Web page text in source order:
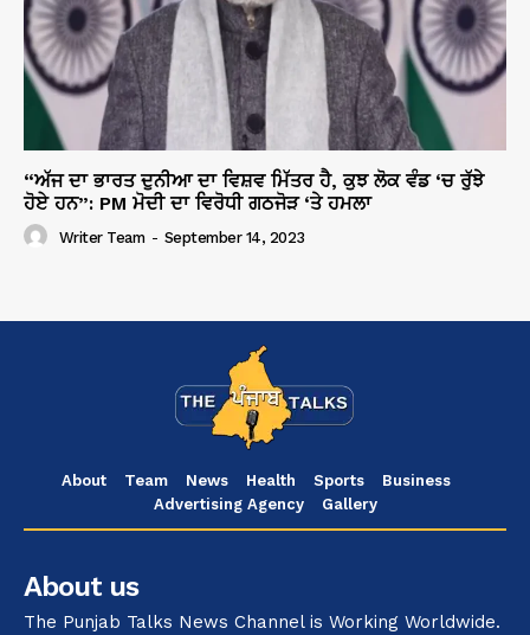
“ਅੱਜ ਦਾ ਭਾਰਤ ਦੁਨੀਆ ਦਾ ਵਿਸ਼ਵ ਮਿੱਤਰ ਹੈ, ਕੁਝ ਲੋਕ ਵੰਡ ‘ਚ ਰੁੱਝੇ
ਹੋਏ ਹਨ”: PM ਮੋਦੀ ਦਾ ਵਿਰੋਧੀ ਗਠਜੋੜ ‘ਤੇ ਹਮਲਾ
Writer Team - September 14, 2023
About Team News Health Sports
Business
Advertising Agency
Gallery
About us
The Punjab Talks News Channel is Working Worldwide.